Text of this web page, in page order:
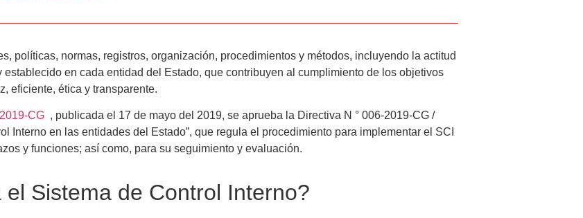
políticas, normas, registros, organización, procedimientos y métodos, incluyendo la actitud
en cada entidad del Estado, que contribuyen al cumplimiento de los objetivos
eficiente, ética y transparente.
CG , publicada el 17 de mayo del 2019, se aprueba la Directiva N ° 006-2019-CG /
Interno en las entidades del Estado”, que regula el procedimiento para implementar el SCI
y funciones; así como, para su seguimiento y evaluación.
Sistema de Control Interno?